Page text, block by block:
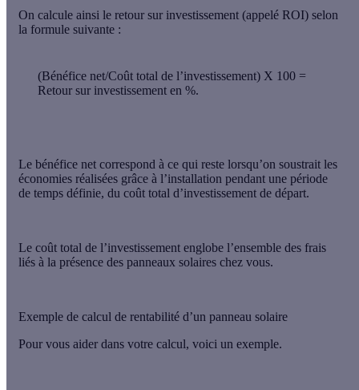
On calcule ainsi le retour sur investissement (appelé ROI) selon
la formule suivante :
(Bénéfice net/Coût total de l’investissement) X 100 =
Retour sur investissement en %.
Le bénéfice net correspond à ce qui reste lorsqu’on soustrait les
économies réalisées grâce à l’installation pendant une période
de temps définie, du coût total d’investissement de départ.
Le coût total de l’investissement englobe l’ensemble des frais
liés à la présence des panneaux solaires chez vous.
Exemple de calcul de rentabilité d’un panneau solaire
Pour vous aider dans votre calcul, voici un exemple.